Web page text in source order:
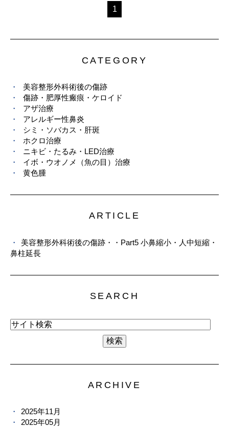
1
ARTICLE
美容整形外科術後の傷跡・・Part5 小鼻縮小・人中短縮・
鼻柱延長
SEARCH
ARCHIVE
2025年11月
2025年05月
CATEGORY
美容整形外科術後の傷跡
傷跡・肥厚性瘢痕・ケロイド
アザ治療
アレルギー性鼻炎
シミ・ソバカス・肝斑
ホクロ治療
ニキビ・たるみ・LED治療
イボ・ウオノメ（魚の目）治療
黄色腫